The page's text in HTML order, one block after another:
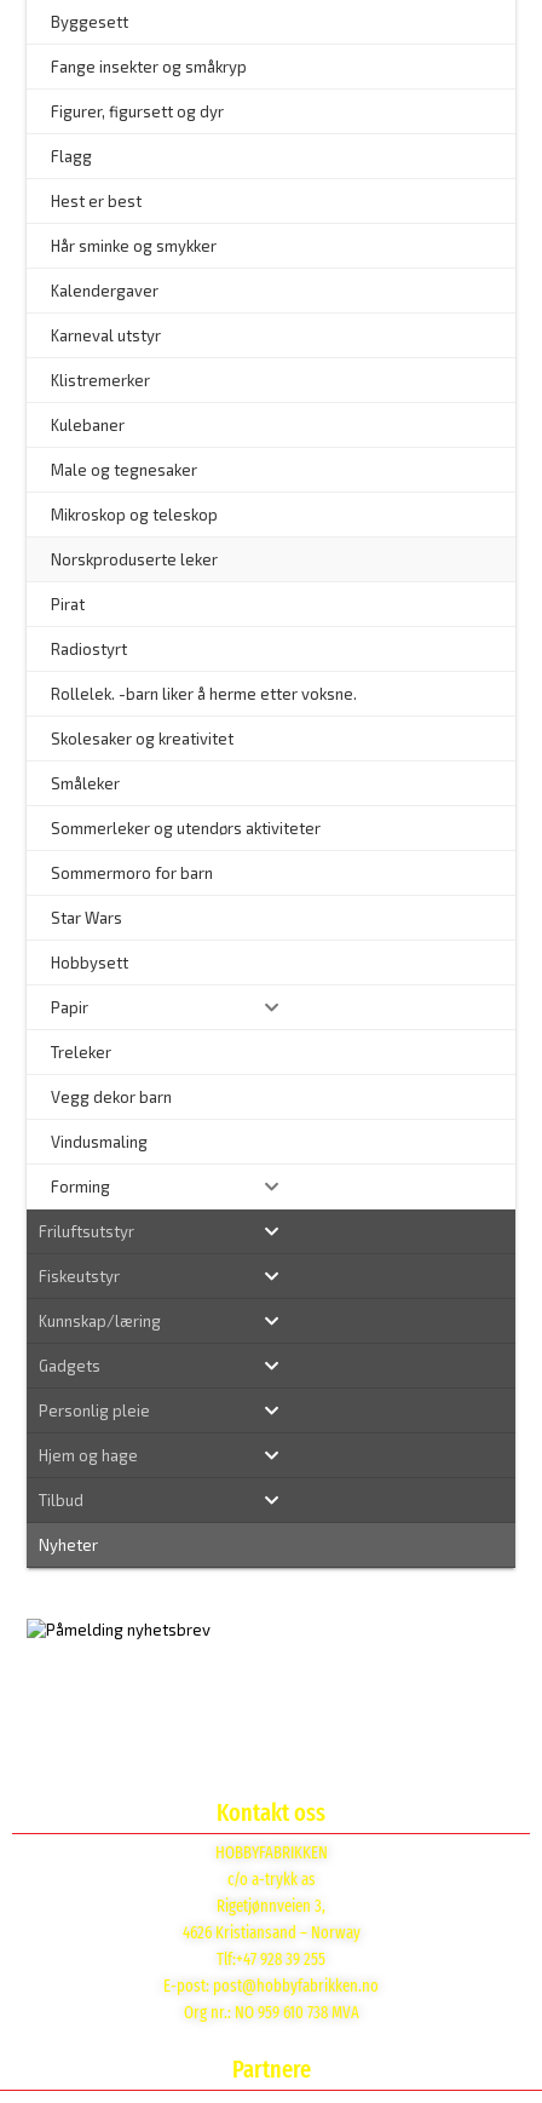
Byggesett
Fange insekter og småkryp
Figurer, figursett og dyr
Flagg
Hest er best
Hår sminke og smykker
Kalendergaver
Karneval utstyr
Klistremerker
Kulebaner
Male og tegnesaker
Mikroskop og teleskop
Norskproduserte leker
Pirat
Radiostyrt
Rollelek. -barn liker å herme etter voksne.
Skolesaker og kreativitet
Småleker
Sommerleker og utendørs aktiviteter
Sommermoro for barn
Star Wars
Hobbysett
Papir
Treleker
Vegg dekor barn
Vindusmaling
Forming
Friluftsutstyr
Fiskeutstyr
Kunnskap/læring
Gadgets
Personlig pleie
Hjem og hage
Tilbud
Nyheter
Kontakt oss
HOBBYFABRIKKEN
c/o a-trykk as
Rigetjønnveien 3,
4626 Kristiansand – Norway
Tlf:+47 928 39 255
E-post: post@hobbyfabrikken.no
Org nr.: NO 959 610 738 MVA
Partnere